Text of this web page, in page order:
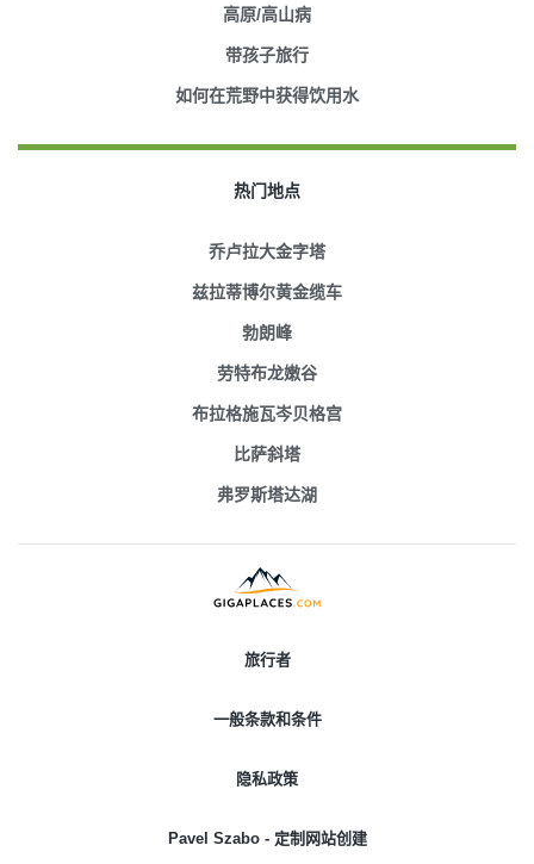
高原/高山病
带孩子旅行
如何在荒野中获得饮用水
热门地点
乔卢拉大金字塔
兹拉蒂博尔黄金缆车
勃朗峰
劳特布龙嫩谷
布拉格施瓦岑贝格宫
比萨斜塔
弗罗斯塔达湖
旅行者
一般条款和条件
隐私政策
Pavel Szabo - 定制网站创建